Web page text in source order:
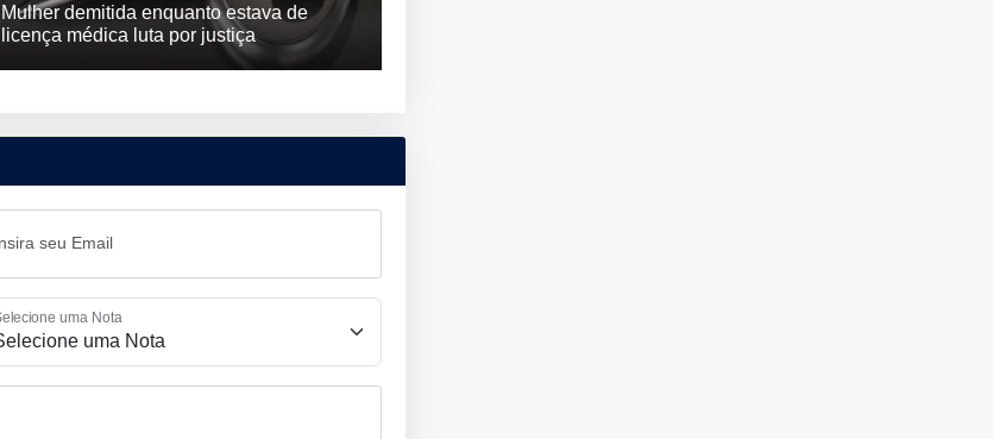
Mulher demitida enquanto estava de
licença médica luta por justiça
seu Email
uma Nota